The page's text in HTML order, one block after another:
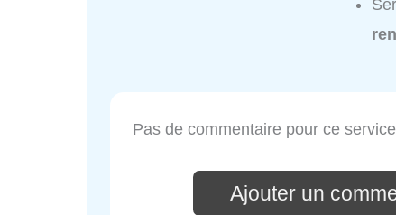
Pas de commentaire pour ce
Ajouter un